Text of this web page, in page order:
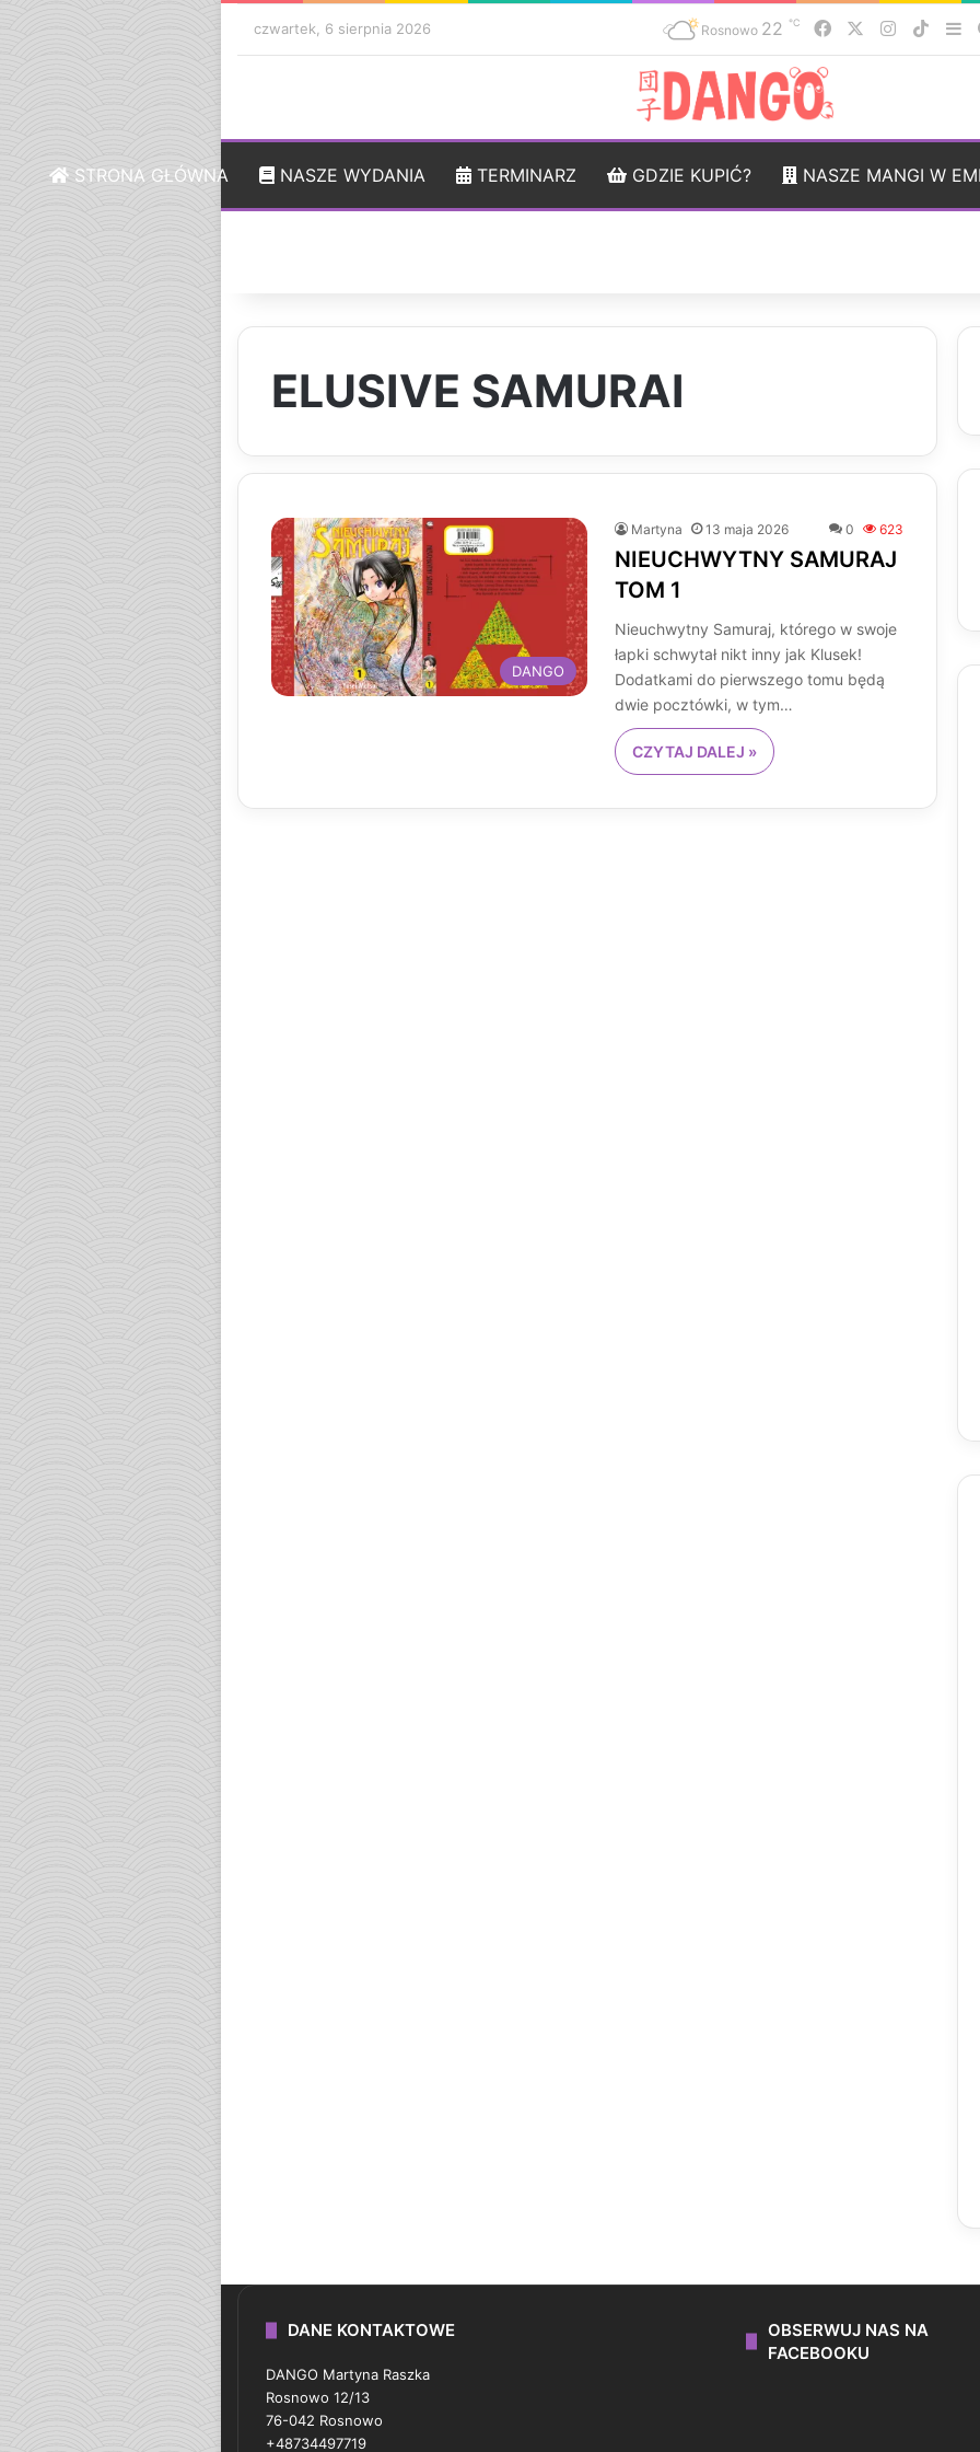
czwartek, 6 sierpnia 2026 Rosnowo 22 ℃ FacebookInstagram
STRONA GŁÓWNA NASZE WYDANIA TERMINARZ GDZIE KUPIĆ? NASZE MANGI W
ELUSIVE SAMURAI
DANGO
Martyna 13 maja 2026 0 623
NIEUCHWYTNY SAMURAJ
TOM 1
Nieuchwytny Samuraj, którego w swoje
łapki schwytał nikt inny jak Klusek!
Dodatkami do pierwszego tomu będą
dwie pocztówki, w tym…
CZYTAJ DALEJ »
DANE KONTAKTOWE
DANGO Martyna Raszka
Rosnowo 12/13
76-042 Rosnowo
+48734497719
OBSERWUJ NAS NA
FACEBOOKU